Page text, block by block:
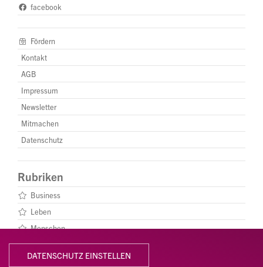
facebook
Fördern
Kontakt
AGB
Impressum
Newsletter
Mitmachen
Datenschutz
Rubriken
Business
Leben
Menschen
DATENSCHUTZ EINSTELLEN